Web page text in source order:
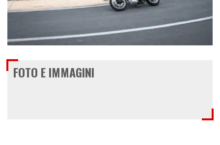
€ 13.499
FOTO E IMMAGINI